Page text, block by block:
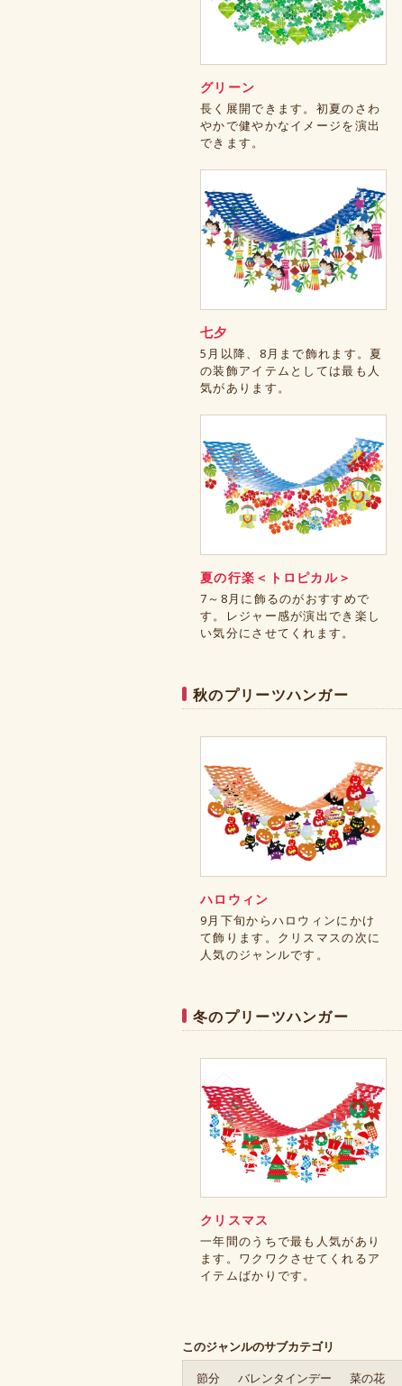
グリーン
長く展開できます。初夏のさわ
やかで健やかなイメージを演出
できます。
七夕
5月以降、8月まで飾れます。夏
の装飾アイテムとしては最も人
気があります。
夏の行楽＜トロピカル＞
7～8月に飾るのがおすすめで
す。レジャー感が演出でき楽し
い気分にさせてくれます。
秋のプリーツハンガー
ハロウィン
9月下旬からハロウィンにかけ
て飾ります。クリスマスの次に
人気のジャンルです。
冬のプリーツハンガー
クリスマス
一年間のうちで最も人気があり
ます。ワクワクさせてくれるア
イテムばかりです。
このジャンルのサブカテゴリ
節分
バレンタインデー 菜の花